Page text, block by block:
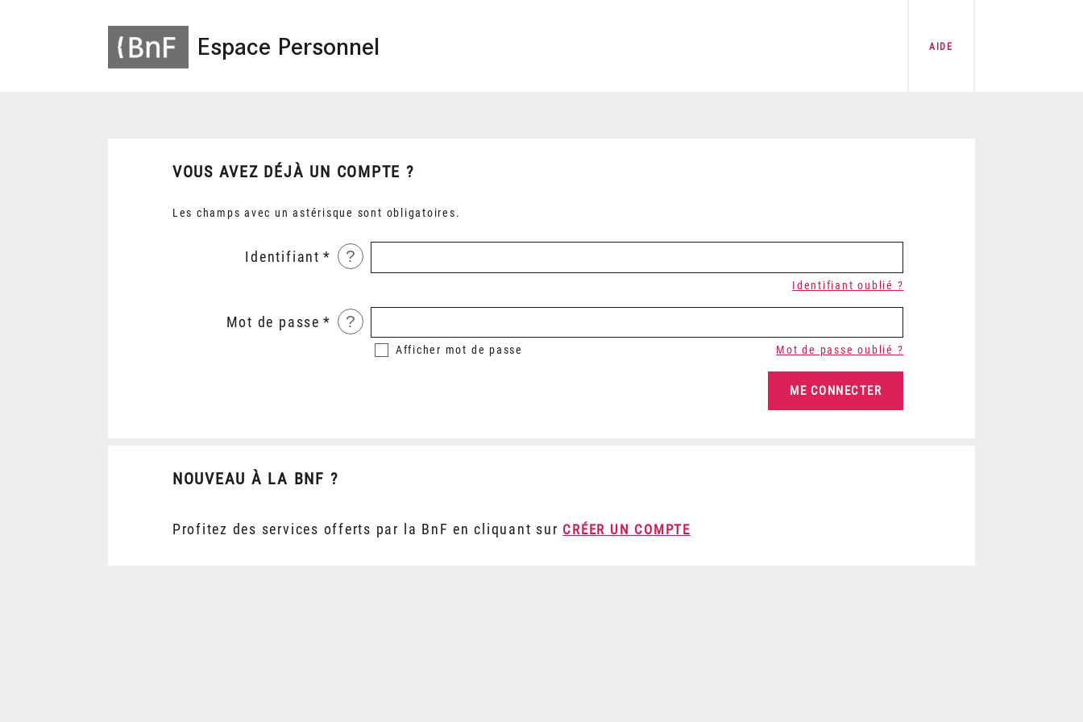
Espace Personnel AIDE
VOUS AVEZ DÉJÀ UN COMPTE ?
Les champs avec un astérisque sont obligatoires.
Identifiant ?
Identifiant oublié ?
Mot de passe ?
Afficher mot de passe Mot de passe oublié ?
NOUVEAU À LA BNF ?
Profitez des services offerts par la BnF en cliquant sur CRÉER UN COMPTE